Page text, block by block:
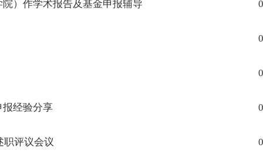
）作学术报告及基金申报辅导
经验分享
职评议会议